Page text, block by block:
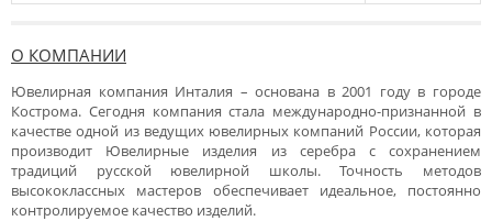
О КОМПАНИИ
Ювелирная компания Инталия – основана в 2001 году в городе
Кострома. Сегодня компания стала международно-признанной в
качестве одной из ведущих ювелирных компаний России, которая
производит Ювелирные изделия из серебра с сохранением
традиций русской ювелирной школы. Точность методов
высококлассных мастеров обеспечивает идеальное, постоянно
контролируемое качество изделий.